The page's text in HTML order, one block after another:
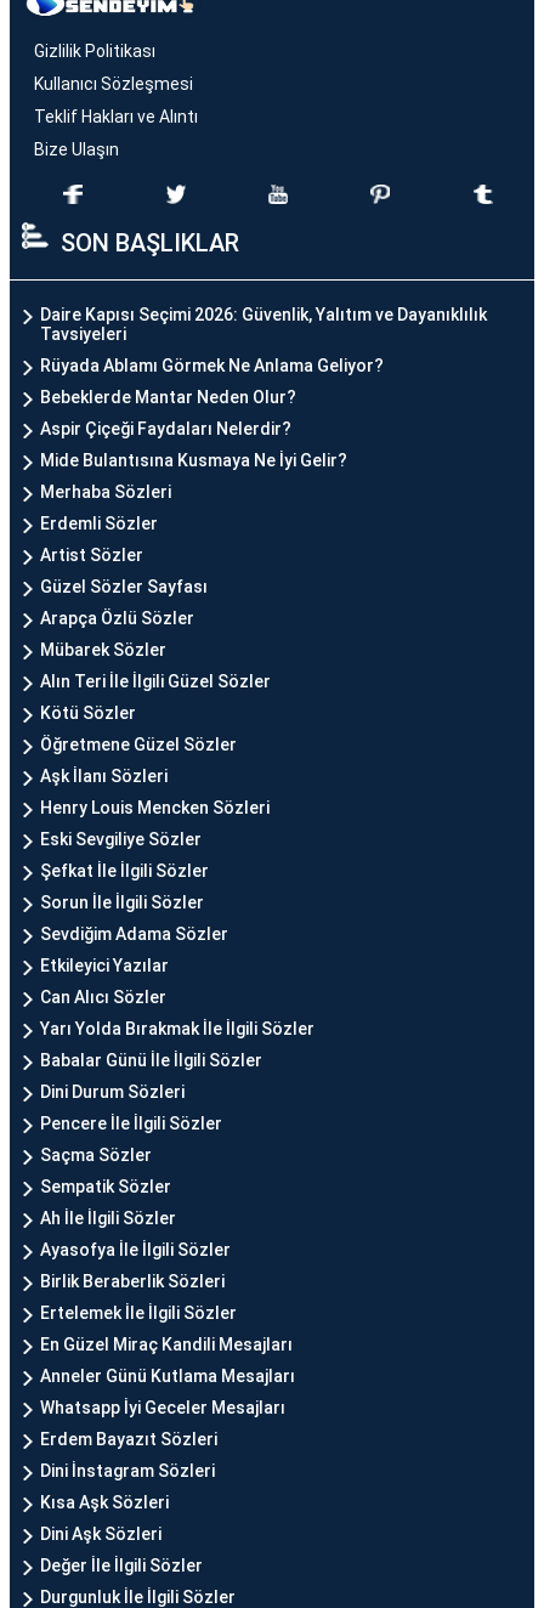
Gizlilik Politikası
Kullanıcı Sözleşmesi
Teklif Hakları ve Alıntı
Bize Ulaşın
SON BAŞLIKLAR
Daire Kapısı Seçimi 2026: Güvenlik, Yalıtım ve Dayanıklılık
Tavsiyeleri
Rüyada Ablamı Görmek Ne Anlama Geliyor?
Bebeklerde Mantar Neden Olur?
Aspir Çiçeği Faydaları Nelerdir?
Mide Bulantısına Kusmaya Ne İyi Gelir?
Merhaba Sözleri
Erdemli Sözler
Artist Sözler
Güzel Sözler Sayfası
Arapça Özlü Sözler
Mübarek Sözler
Alın Teri İle İlgili Güzel Sözler
Kötü Sözler
Öğretmene Güzel Sözler
Aşk İlanı Sözleri
Henry Louis Mencken Sözleri
Eski Sevgiliye Sözler
Şefkat İle İlgili Sözler
Sorun İle İlgili Sözler
Sevdiğim Adama Sözler
Etkileyici Yazılar
Can Alıcı Sözler
Yarı Yolda Bırakmak İle İlgili Sözler
Babalar Günü İle İlgili Sözler
Dini Durum Sözleri
Pencere İle İlgili Sözler
Saçma Sözler
Sempatik Sözler
Ah İle İlgili Sözler
Ayasofya İle İlgili Sözler
Birlik Beraberlik Sözleri
Ertelemek İle İlgili Sözler
En Güzel Miraç Kandili Mesajları
Anneler Günü Kutlama Mesajları
Whatsapp İyi Geceler Mesajları
Erdem Bayazıt Sözleri
Dini İnstagram Sözleri
Kısa Aşk Sözleri
Dini Aşk Sözleri
Değer İle İlgili Sözler
Durgunluk İle İlgili Sözler